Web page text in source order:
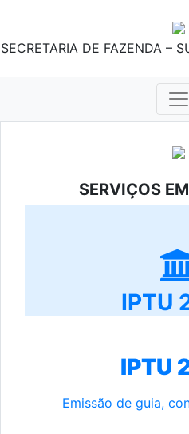
SECRETARIA DE FAZENDA –
SERVIÇOS
IPTU
IPTU
Emissão de guia,